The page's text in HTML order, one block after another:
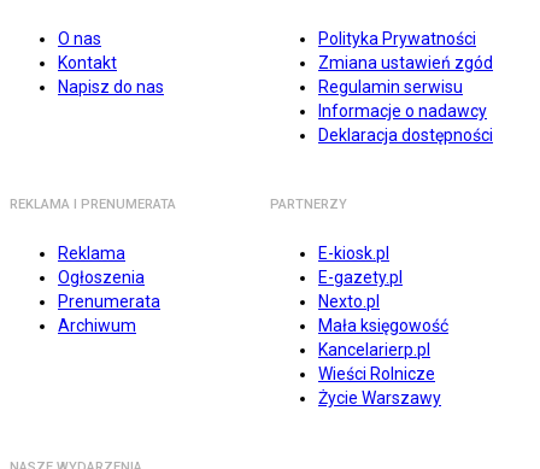
O nas
Kontakt
Napisz do nas
Polityka Prywatności
Zmiana ustawień zgód
Regulamin serwisu
Informacje o nadawcy
Deklaracja dostępności
REKLAMA I PRENUMERATA
Reklama
Ogłoszenia
Prenumerata
Archiwum
PARTNERZY
E-kiosk.pl
E-gazety.pl
Nexto.pl
Mała księgowość
Kancelarierp.pl
Wieści Rolnicze
Życie Warszawy